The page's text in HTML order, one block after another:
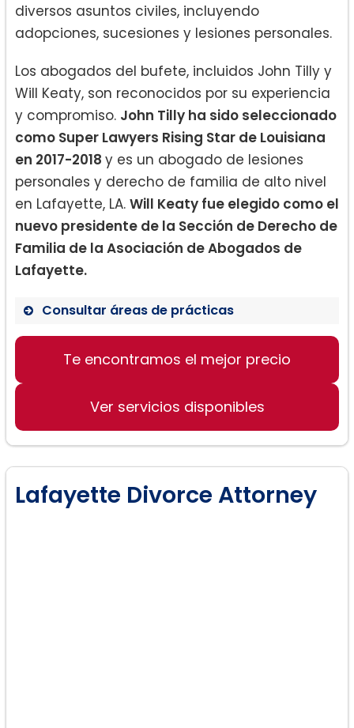
diversos asuntos civiles, incluyendo
adopciones, sucesiones y lesiones personales.
Los abogados del bufete, incluidos John Tilly y
Will Keaty, son reconocidos por su experiencia
y compromiso. John Tilly ha sido seleccionado
como Super Lawyers Rising Star de Louisiana
en 2017-2018 y es un abogado de lesiones
personales y derecho de familia de alto nivel
en Lafayette, LA. Will Keaty fue elegido como el
nuevo presidente de la Sección de Derecho de
Familia de la Asociación de Abogados de
Lafayette.
Consultar áreas de prácticas
Derecho de Familia
Litigios Civiles/Servicios Empresariales
Lesiones Personales/Apelaciones de
Discapacidad del Seguro Social
Te encontramos el mejor precio
Ver servicios disponibles
Lafayette Divorce Attorney